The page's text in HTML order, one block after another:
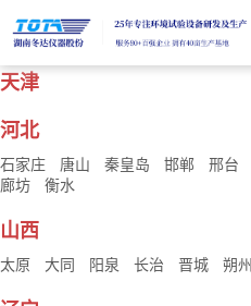
北京
天津
河北
石家庄 唐山 秦皇岛 邯郸 邢台
廊坊
衡水
山西
太原 大同 阳泉 长治 晋城 朔州